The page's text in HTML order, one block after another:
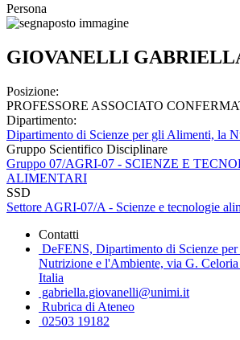
Persona
GIOVANELLI
Posizione:
PROFESSORE ASSOCIATO
Dipartimento:
Dipartimento di Scienze per gli Alimenti, la
Gruppo Scientifico Disciplinare
Gruppo 07/AGRI-07 - SCIENZE E
ALIMENTARI
SSD
Settore AGRI-07/A - Scienze e tecnologie
Contatti
DeFENS, Dipartimento di Scienze
Nutrizione e l'Ambiente, via G.
Italia
gabriella.giovanelli@unimi.it
Rubrica di Ateneo
02503 19182